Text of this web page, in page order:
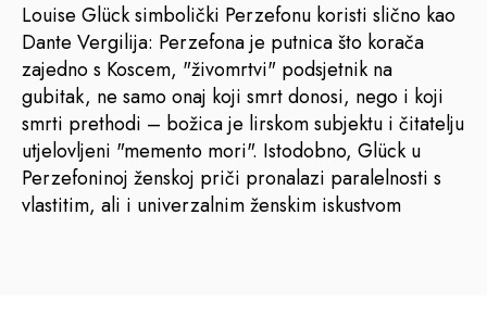
Louise Glück simbolički Perzefonu koristi slično kao
Dante Vergilija: Perzefona je putnica što korača
zajedno s Koscem, "živomrtvi" podsjetnik na
gubitak, ne samo onaj koji smrt donosi, nego i koji
smrti prethodi – božica je lirskom subjektu i čitatelju
utjelovljeni "memento mori". Istodobno, Glück u
Perzefoninoj ženskoj priči pronalazi paralelnosti s
vlastitim, ali i univerzalnim ženskim iskustvom